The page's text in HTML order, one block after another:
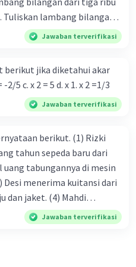
Tuliskan lambang bilangan
puluh enam. 5. 2.836 +
3.916 - 1.246 = ... 8. 529 × 76 =
sendok teh Penyedap 4/6
Jawab pernyataan berikut
... Takaran paling
28, 24, 20, ..., ... c. 256, 128,
Jawaban terverifikasi
berikut jika diketahui akar
2/5 c. x 2 = 5 d. x 1. x ⁠⁠⁠⁠⁠⁠⁠2 =1/3
Jawaban terverifikasi
berikut. (1) Rizki
tahun sepeda baru dari
tabungannya di mesin
menerima kuitansi dari
dan jaket. (4) Mahdi
kredit dengan uang muka
menyurvei harga laptop
Jawaban terverifikasi